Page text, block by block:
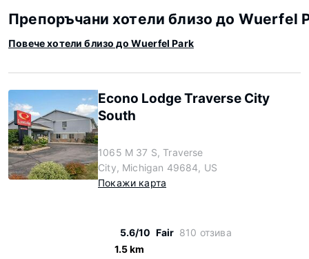
Препоръчани хотели близо до Wuerfel
Повече хотели близо до Wuerfel Park
Econo Lodge Traverse City
South
1065 M 37 S, Traverse
City, Michigan 49684, US
Покажи карта
5.6/10 Fair 810 отзива
1.5 km